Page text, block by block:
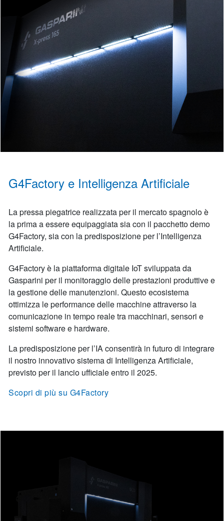
G4Factory e Intelligenza Artificiale
La pressa piegatrice realizzata per il mercato spagnolo è
la prima a essere equipaggiata sia con il pacchetto demo
G4Factory, sia con la predisposizione per l’Intelligenza
Artificiale.
G4Factory è la piattaforma digitale IoT sviluppata da
Gasparini per il monitoraggio delle prestazioni produttive e
la gestione delle manutenzioni. Questo ecosistema
ottimizza le performance delle macchine attraverso la
comunicazione in tempo reale tra macchinari, sensori e
sistemi software e hardware.
La predisposizione per l’IA consentirà in futuro di integrare
il nostro innovativo sistema di Intelligenza Artificiale,
previsto per il lancio ufficiale entro il 2025.
Scopri di più su G4Factory